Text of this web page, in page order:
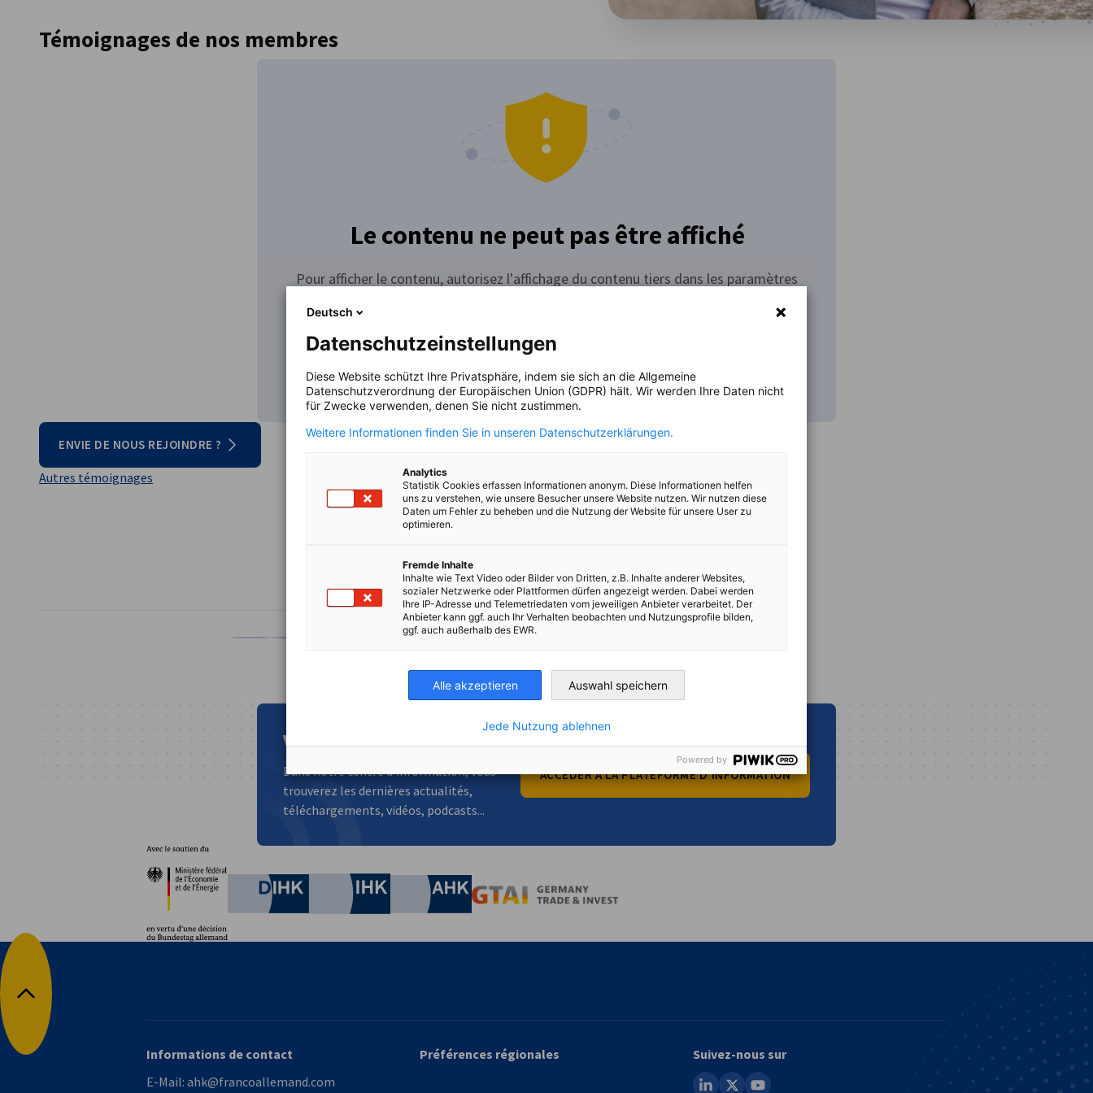
Témoignages de nos membres
Le contenu ne peut pas être affiché
Pour afficher le contenu, autorisez l'affichage du contenu tiers dans les paramètres
ENVIE DE NOUS REJOINDRE ?
Autres témoignages
Vous cherchez autre chose ?
Dans notre centre d'information, vous
trouverez les dernières actualités,
téléchargements, vidéos, podcasts...
ACCÉDER À LA PLATEFORME D'INFORMATION
Partenaires
German Chamber of Commerce and Industry
Chamber of Commerce and Industry
AHK.de
Retour en haut
Informations de contact
E-Mail: ahk@francoallemand.com
Préférences régionales
Suivez-nous sur
linkedin
youtube
Deutsch
Datenschutzeinstellungen
Diese Website schützt Ihre Privatsphäre, indem sie sich an die Allgemeine
Datenschutzverordnung der Europäischen Union (GDPR) hält. Wir werden Ihre Daten nicht
für Zwecke verwenden, denen Sie nicht zustimmen.
Weitere Informationen finden Sie in unseren Datenschutzerklärungen.
Analytics
Statistik Cookies erfassen Informationen anonym. Diese Informationen helfen
uns zu verstehen, wie unsere Besucher unsere Website nutzen. Wir nutzen diese
Daten um Fehler zu beheben und die Nutzung der Website für unsere User zu
optimieren.
Fremde Inhalte
Inhalte wie Text Video oder Bilder von Dritten, z.B. Inhalte anderer Websites,
sozialer Netzwerke oder Plattformen dürfen angezeigt werden. Dabei werden
Ihre IP-Adresse und Telemetriedaten vom jeweiligen Anbieter verarbeitet. Der
Anbieter kann ggf. auch Ihr Verhalten beobachten und Nutzungsprofile bilden,
ggf. auch außerhalb des EWR.
Alle akzeptieren Auswahl speichern
Jede Nutzung ablehnen
Powered by